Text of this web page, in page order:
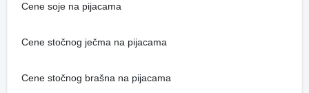
Cene soje na pijacama
Cene stočnog ječma na pijacama
Cene stočnog brašna na pijacama